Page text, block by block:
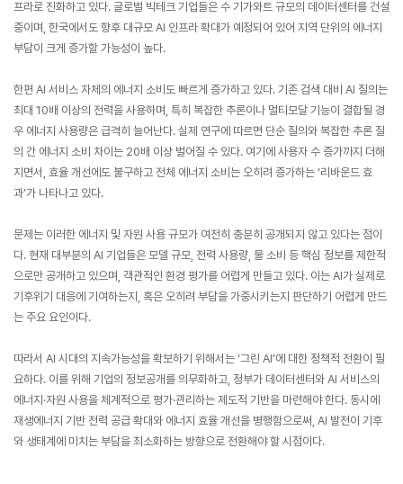
프라로 진화하고 있다. 글로벌 빅테크 기업들은 수 기가와트 규모의 데이터센터를 건설
중이며, 한국에서도 향후 대규모 AI 인프라 확대가 예정되어 있어 지역 단위의 에너지
부담이 크게 증가할 가능성이 높다.
한편 AI 서비스 자체의 에너지 소비도 빠르게 증가하고 있다. 기존 검색 대비 AI 질의는
최대 10배 이상의 전력을 사용하며, 특히 복잡한 추론이나 멀티모달 기능이 결합될 경
우 에너지 사용량은 급격히 늘어난다. 실제 연구에 따르면 단순 질의와 복잡한 추론 질
의 간 에너지 소비 차이는 20배 이상 벌어질 수 있다. 여기에 사용자 수 증가까지 더해
지면서, 효율 개선에도 불구하고 전체 에너지 소비는 오히려 증가하는 ‘리바운드 효
과’가 나타나고 있다.
문제는 이러한 에너지 및 자원 사용 규모가 여전히 충분히 공개되지 않고 있다는 점이
다. 현재 대부분의 AI 기업들은 모델 규모, 전력 사용량, 물 소비 등 핵심 정보를 제한적
으로만 공개하고 있으며, 객관적인 환경 평가를 어렵게 만들고 있다. 이는 AI가 실제로
기후위기 대응에 기여하는지, 혹은 오히려 부담을 가중시키는지 판단하기 어렵게 만드
는 주요 요인이다.
따라서 AI 시대의 지속가능성을 확보하기 위해서는 ‘그린 AI’에 대한 정책적 전환이 필
요하다. 이를 위해 기업의 정보공개를 의무화하고, 정부가 데이터센터와 AI 서비스의
에너지·자원 사용을 체계적으로 평가·관리하는 제도적 기반을 마련해야 한다. 동시에
재생에너지 기반 전력 공급 확대와 에너지 효율 개선을 병행함으로써, AI 발전이 기후
와 생태계에 미치는 부담을 최소화하는 방향으로 전환해야 할 시점이다.